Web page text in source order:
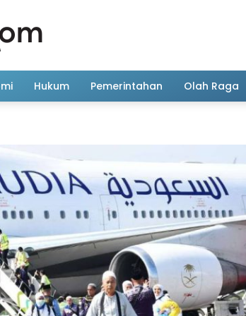
Hukum Pemerintahan Olah Raga